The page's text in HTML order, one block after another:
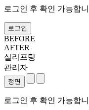
로그인 후 확인 가능합
로그인
BEFORE
AFTER
실리프팅
관리자
로그인 후 확인 가능합